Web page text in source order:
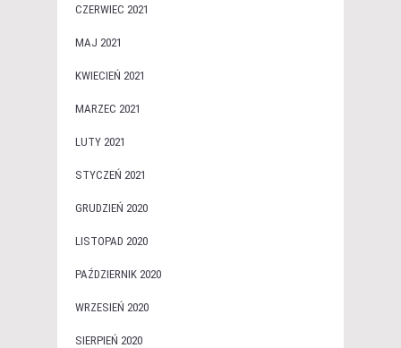
CZERWIEC 2021
MAJ 2021
KWIECIEŃ 2021
MARZEC 2021
LUTY 2021
STYCZEŃ 2021
GRUDZIEŃ 2020
LISTOPAD 2020
PAŹDZIERNIK 2020
WRZESIEŃ 2020
SIERPIEŃ 2020